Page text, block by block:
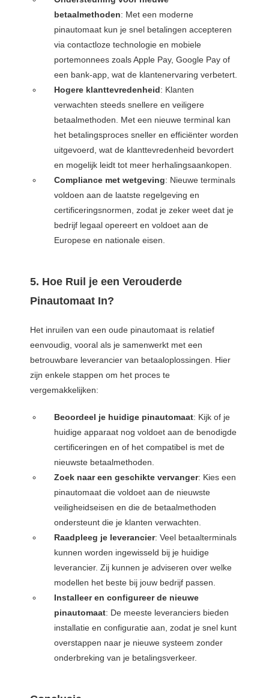
betaalmethoden: Met een moderne
pinautomaat kun je snel betalingen accepteren
via contactloze technologie en mobiele
portemonnees zoals Apple Pay, Google Pay of
een bank-app, wat de klantenervaring verbetert.
Hogere klanttevredenheid: Klanten
verwachten steeds snellere en veiligere
betaalmethoden. Met een nieuwe terminal kan
het betalingsproces sneller en efficiënter worden
uitgevoerd, wat de klanttevredenheid bevordert
en mogelijk leidt tot meer herhalingsaankopen.
Compliance met wetgeving: Nieuwe terminals
voldoen aan de laatste regelgeving en
certificeringsnormen, zodat je zeker weet dat je
bedrijf legaal opereert en voldoet aan de
Europese en nationale eisen.
5. Hoe Ruil je een Verouderde
Pinautomaat In?
Het inruilen van een oude pinautomaat is relatief
eenvoudig, vooral als je samenwerkt met een
betrouwbare leverancier van betaaloplossingen. Hier
zijn enkele stappen om het proces te
vergemakkelijken:
Beoordeel je huidige pinautomaat: Kijk of je
huidige apparaat nog voldoet aan de benodigde
certificeringen en of het compatibel is met de
nieuwste betaalmethoden.
Zoek naar een geschikte vervanger: Kies een
pinautomaat die voldoet aan de nieuwste
veiligheidseisen en die de betaalmethoden
ondersteunt die je klanten verwachten.
Raadpleeg je leverancier: Veel betaalterminals
kunnen worden ingewisseld bij je huidige
leverancier. Zij kunnen je adviseren over welke
modellen het beste bij jouw bedrijf passen.
Installeer en configureer de nieuwe
pinautomaat: De meeste leveranciers bieden
installatie en configuratie aan, zodat je snel kunt
overstappen naar je nieuwe systeem zonder
onderbreking van je betalingsverkeer.